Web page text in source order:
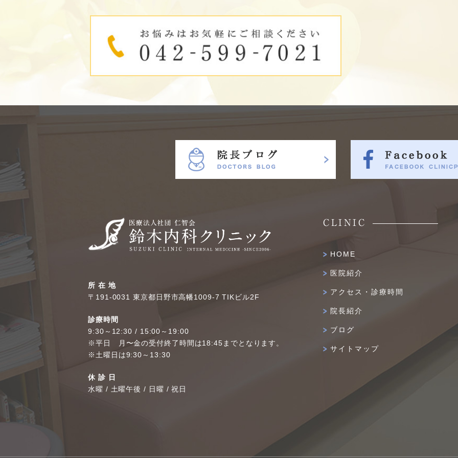
所 在 地
〒191-0031 東京都日野市高幡1009-7 TIKビル2F
診療時間
9:30～12:30 / 15:00～19:00
※平日 月〜金の受付終了時間は18:45までとなります。
※土曜日は9:30～13:30
休 診 日
水曜 / 土曜午後 / 日曜 / 祝日
CLINIC
HOME
医院紹介
アクセス・診療時間
院長紹介
ブログ
サイトマップ